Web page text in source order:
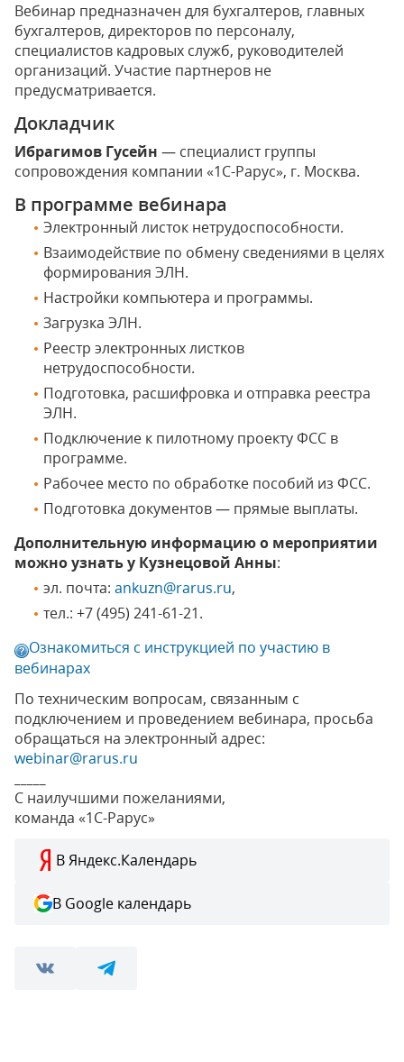
Вебинар предназначен для бухгалтеров, главных
бухгалтеров, директоров по персоналу,
специалистов кадровых служб, руководителей
организаций. Участие партнеров не
предусматривается.
Докладчик
Ибрагимов Гусейн — специалист группы
сопровождения компании «1С-Рарус», г. Москва.
В программе вебинара
Электронный листок нетрудоспособности.
Взаимодействие по обмену сведениями в целях
формирования ЭЛН.
Настройки компьютера и программы.
Загрузка ЭЛН.
Реестр электронных листков
нетрудоспособности.
Подготовка, расшифровка и отправка реестра
ЭЛН.
Подключение к пилотному проекту ФСС в
программе.
Рабочее место по обработке пособий из ФСС.
Подготовка документов — прямые выплаты.
Дополнительную информацию о мероприятии
можно узнать у Кузнецовой Анны:
эл. почта: ankuzn@rarus.ru,
тел.: +7 (495) 241-61-21.
Ознакомиться с инструкцией по участию в
вебинарах
По техническим вопросам, связанным с
подключением и проведением вебинара, просьба
обращаться на электронный адрес:
webinar@rarus.ru
С наилучшими пожеланиями,
команда «1С-Рарус»
В Яндекс.Календарь
В Google календарь